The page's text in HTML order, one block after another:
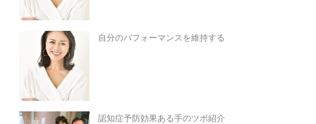
自分のパフォーマンスを維持する
認知症予防効果ある手のツボ紹介